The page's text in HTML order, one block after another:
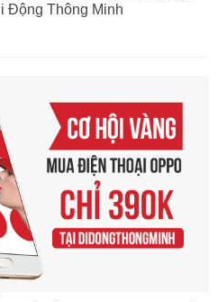
Động Thông Minh